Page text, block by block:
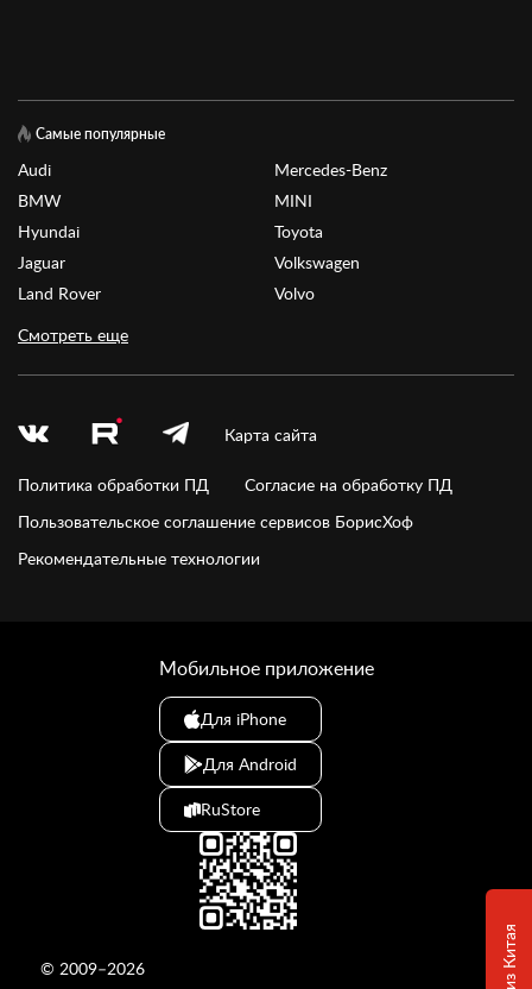
Самые популярные
Audi
BMW
Hyundai
Jaguar
Land Rover
Mercedes-Benz
MINI
Toyota
Volkswagen
Volvo
Смотреть еще
Карта сайта
Политика обработки ПД
Согласие на обработку ПД
Пользовательское соглашение сервисов БорисХоф
Рекомендательные технологии
© 2009–2026
Мобильное приложение
Для iPhone
Для Android
RuStore